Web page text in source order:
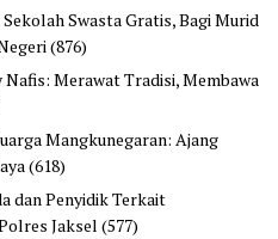
Swasta Gratis, Bagi Murid
(876)
Merawat Tradisi, Membawa
Mangkunegaran: Ajang
(618)
dan Penyidik Terkait
Jaksel (577)